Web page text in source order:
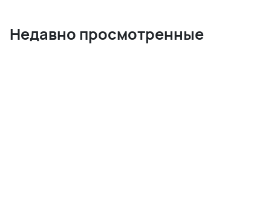
Недавно просмотренные